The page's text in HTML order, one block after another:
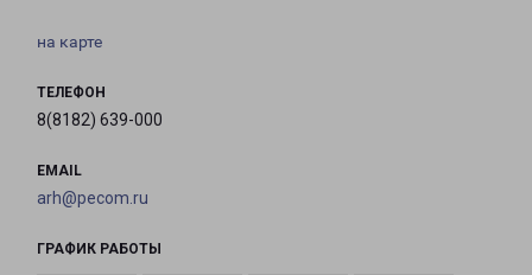
на карте
ТЕЛЕФОН
8(8182) 639-000
EMAIL
arh@pecom.ru
ГРАФИК РАБОТЫ